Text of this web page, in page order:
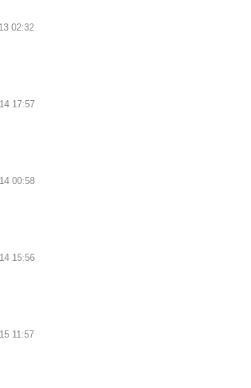
02:32
17:57
00:58
15:56
11:57